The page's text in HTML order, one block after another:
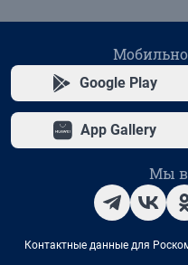
Google Play
App Gallery
Мы в
Контактные данные для